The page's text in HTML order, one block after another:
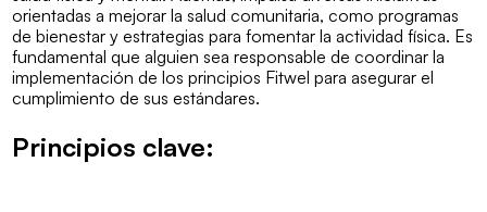
orientadas a mejorar la salud comunitaria, como programas
de bienestar y estrategias para fomentar la actividad física. Es
fundamental que alguien sea responsable de coordinar la
implementación de los principios Fitwel para asegurar el
cumplimiento de sus estándares.
Principios clave: